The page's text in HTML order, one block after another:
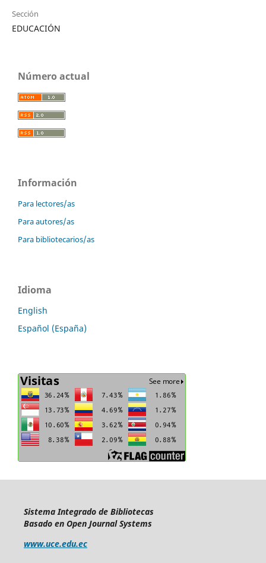
Sección
EDUCACIÓN
Número actual
Información
Para lectores/as
Para autores/as
Para bibliotecarios/as
Idioma
English
Español (España)
Sistema Integrado de Bibliotecas
Basado en Open Journal Systems
www.uce.edu.ec